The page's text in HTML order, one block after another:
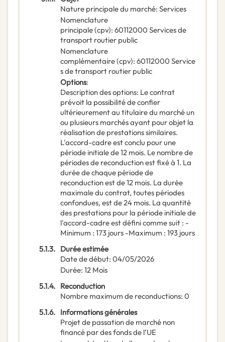
Nature principale du marché: Services
Nomenclature
principale(cpv): 60112000 Services de
transport routier public
Nomenclature
complémentaire(cpv): 60112000 Service
s de transport routier public
Options:
Description des options: Le contrat
prévoit la possibilité de confier
ultérieurement au titulaire du marché un
ou plusieurs marchés ayant pour objet la
réalisation de prestations similaires.
L'accord-cadre est conclu pour une
période initiale de 12 mois. Le nombre de
périodes de reconduction est fixé à 1. La
durée de chaque période de
reconduction est de 12 mois. La durée
maximale du contrat, toutes périodes
confondues, est de 24 mois. La quantité
des prestations pour la période initiale de
l'accord-cadre est défini comme suit : -
Minimum : 173 jours -Maximum : 193 jours
5.1.3. Durée estimée
Date de début: 04/05/2026
Durée: 12 Mois
5.1.4. Reconduction
Nombre maximum de reconductions: 0
5.1.6. Informations générales
Projet de passation de marché non
financé par des fonds de l’UE